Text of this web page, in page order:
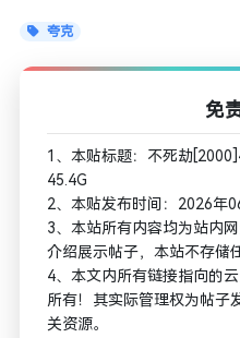
夸克
免
1、本贴标题：不死劫
45.4G
2、本贴发布时间：2026年
3、本站所有内容均为站内
介绍展示帖子，本站不存储
4、本文内所有链接指向的
所有！其实际管理权为帖子
关资源。